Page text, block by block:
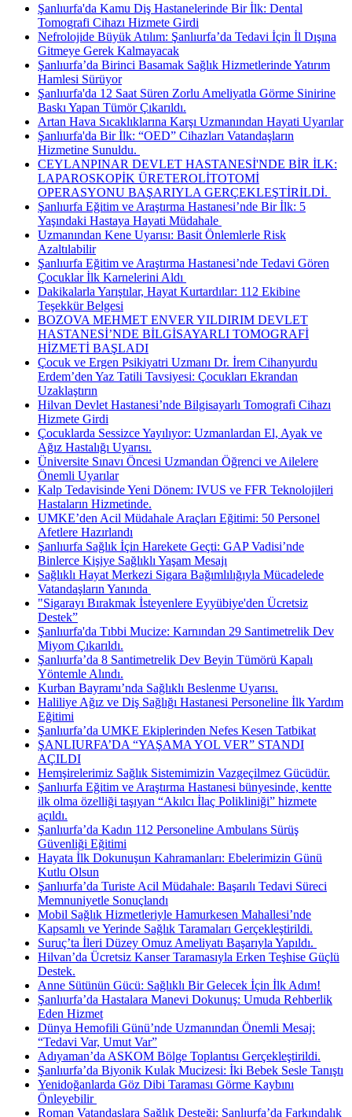
Şanlıurfa'da Kamu Diş Hastanelerinde Bir İlk: Dental
Tomografi Cihazı Hizmete Girdi
Nefrolojide Büyük Atılım: Şanlıurfa’da Tedavi İçin İl Dışına
Gitmeye Gerek Kalmayacak
Şanlıurfa’da Birinci Basamak Sağlık Hizmetlerinde Yatırım
Hamlesi Sürüyor
Şanlıurfa'da 12 Saat Süren Zorlu Ameliyatla Görme Sinirine
Baskı Yapan Tümör Çıkarıldı.
Artan Hava Sıcaklıklarına Karşı Uzmanından Hayati Uyarılar
Şanlıurfa'da Bir İlk: “OED” Cihazları Vatandaşların
Hizmetine Sunuldu. ​
CEYLANPINAR DEVLET HASTANESİ'NDE BİR İLK:
LAPAROSKOPİK ÜRETEROLİTOTOMİ
OPERASYONU BAŞARIYLA GERÇEKLEŞTİRİLDİ. ​
Şanlıurfa Eğitim ve Araştırma Hastanesi’nde Bir İlk: 5
Yaşındaki Hastaya Hayati Müdahale ​
Uzmanından Kene Uyarısı: Basit Önlemlerle Risk
Azaltılabilir
Şanlıurfa Eğitim ve Araştırma Hastanesi’nde Tedavi Gören
Çocuklar İlk Karnelerini Aldı ​
Dakikalarla Yarıştılar, Hayat Kurtardılar: 112 Ekibine
Teşekkür Belgesi
BOZOVA MEHMET ENVER YILDIRIM DEVLET
HASTANESİ’NDE BİLGİSAYARLI TOMOGRAFİ
HİZMETİ BAŞLADI
Çocuk ve Ergen Psikiyatri Uzmanı Dr. İrem Cihanyurdu
Erdem’den Yaz Tatili Tavsiyesi: Çocukları Ekrandan
Uzaklaştırın
Hilvan Devlet Hastanesi’nde Bilgisayarlı Tomografi Cihazı
Hizmete Girdi
Çocuklarda Sessizce Yayılıyor: Uzmanlardan El, Ayak ve
Ağız Hastalığı Uyarısı.
Üniversite Sınavı Öncesi Uzmandan Öğrenci ve Ailelere
Önemli Uyarılar
Kalp Tedavisinde Yeni Dönem: IVUS ve FFR Teknolojileri
Hastaların Hizmetinde.
UMKE’den Acil Müdahale Araçları Eğitimi: 50 Personel
Afetlere Hazırlandı
Şanlıurfa Sağlık İçin Harekete Geçti: GAP Vadisi’nde
Binlerce Kişiye Sağlıklı Yaşam Mesajı
Sağlıklı Hayat Merkezi Sigara Bağımlılığıyla Mücadelede
Vatandaşların Yanında ​
"Sigarayı Bırakmak İsteyenlere Eyyübiye'den Ücretsiz
Destek”
Şanlıurfa'da Tıbbi Mucize: Karnından 29 Santimetrelik Dev
Miyom Çıkarıldı.
Şanlıurfa’da 8 Santimetrelik Dev Beyin Tümörü Kapalı
Yöntemle Alındı.
Kurban Bayramı’nda Sağlıklı Beslenme Uyarısı.
Haliliye Ağız ve Diş Sağlığı Hastanesi Personeline İlk Yardım
Eğitimi
Şanlıurfa’da UMKE Ekiplerinden Nefes Kesen Tatbikat
ŞANLIURFA’DA “YAŞAMA YOL VER” STANDI
AÇILDI
Hemşirelerimiz Sağlık Sistemimizin Vazgeçilmez Gücüdür.
Şanlıurfa Eğitim ve Araştırma Hastanesi bünyesinde, kentte
ilk olma özelliği taşıyan “Akılcı İlaç Polikliniği” hizmete
açıldı.
Şanlıurfa’da Kadın 112 Personeline Ambulans Sürüş
Güvenliği Eğitimi
Hayata İlk Dokunuşun Kahramanları: Ebelerimizin Günü
Kutlu Olsun
Şanlıurfa’da Turiste Acil Müdahale: Başarılı Tedavi Süreci
Memnuniyetle Sonuçlandı
Mobil Sağlık Hizmetleriyle Hamurkesen Mahallesi’nde
Kapsamlı ve Yerinde Sağlık Taramaları Gerçekleştirildi.
Suruç’ta İleri Düzey Omuz Ameliyatı Başarıyla Yapıldı. ​
Hilvan’da Ücretsiz Kanser Taramasıyla Erken Teşhise Güçlü
Destek.
Anne Sütünün Gücü: Sağlıklı Bir Gelecek İçin İlk Adım!
Şanlıurfa’da Hastalara Manevi Dokunuş: Umuda Rehberlik
Eden Hizmet
Dünya Hemofili Günü’nde Uzmanından Önemli Mesaj:
“Tedavi Var, Umut Var”
Adıyaman’da ASKOM Bölge Toplantısı Gerçekleştirildi.
Şanlıurfa’da Biyonik Kulak Mucizesi: İki Bebek Sesle Tanıştı
Yenidoğanlarda Göz Dibi Taraması Görme Kaybını
Önleyebilir ​
Roman Vatandaşlara Sağlık Desteği: Şanlıurfa’da Farkındalık